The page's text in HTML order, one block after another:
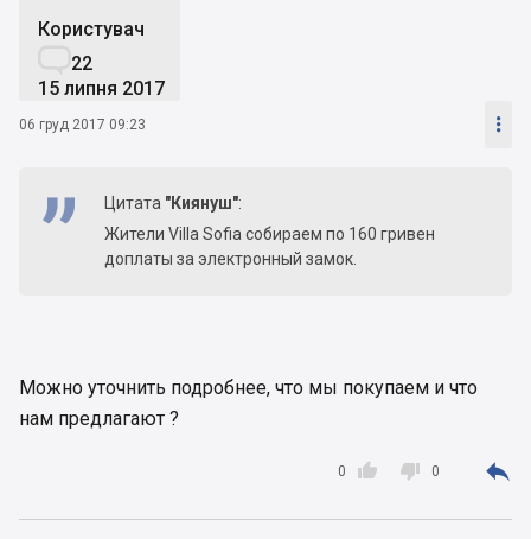
Користувач
22
15 липня 2017
06 груд 2017 09:23 
Цитата "Киянуш":
Жители Villa Sofia собираем по 160 гривен
доплаты за электронный замок.
Можно уточнить подробнее, что мы покупаем и что
нам предлагают ?

0  0 